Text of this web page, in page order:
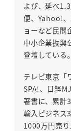
よび、延べ
便、Yahoo!
ョーなど民間
中小企業振興
登壇している。
テレビ東京「
SPA!、日経
著書に、累計
輸入ビジネス
1000万円売